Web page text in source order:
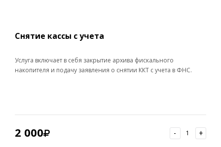
Снятие кассы с учета
Услуга включает в себя закрытие архива фискального
накопителя и подачу заявления о снятии ККТ с учета в ФНС.
2 000 - +